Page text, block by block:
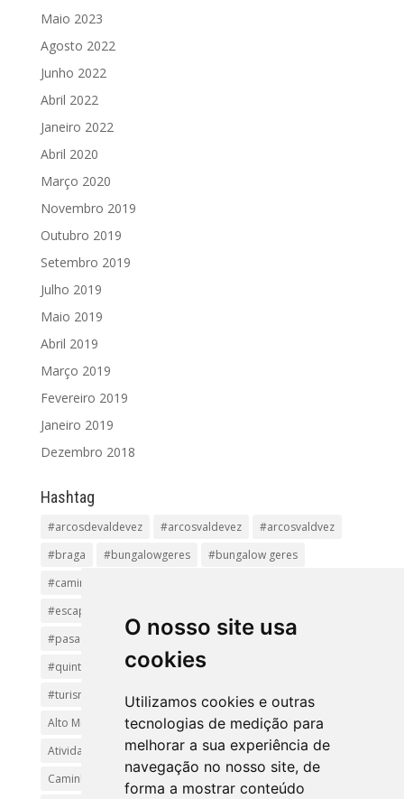
O nosso site usa
cookies
Utilizamos cookies e outras
tecnologias de medição para
melhorar a sua experiência de
navegação no nosso site, de
forma a mostrar conteúdo
Maio 2023
Agosto 2022
Junho 2022
Abril 2022
Janeiro 2022
Abril 2020
Março 2020
Novembro 2019
Outubro 2019
Setembro 2019
Julho 2019
Maio 2019
Abril 2019
Março 2019
Fevereiro 2019
Janeiro 2019
Dezembro 2018
Hashtag
#arcosdevaldevez #arcosvaldevez
#arcosvaldvez
#braga
#bungalowgeres
#bungalow geres
#caminhadas
#escapadinha
#pasadiços
#passadiçosdovez
#penedageres
#quintalamosa
#religião
#turismoreligioso
#turismorural
#vianadocastelo
Alto Minho
Arcos de Valdevez.
Arcos Valdevez
Atividades e Passeios
aventura
Caminhadas e Passeio
Caminho de Santiago
Caminho Minhoto Ribeiro